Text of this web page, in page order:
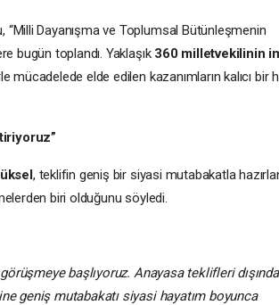
Dayanışma ve Toplumsal Bütünleşmenin
bugün toplandı. Yaklaşık 360 milletvekilinin
mücadelede elde edilen kazanımların kalıcı bir
, teklifin geniş bir siyasi mutabakatla
biri olduğunu söyledi.
başlıyoruz. Anayasa teklifleri dışında
geniş mutabakatı siyasi hayatım boyunca